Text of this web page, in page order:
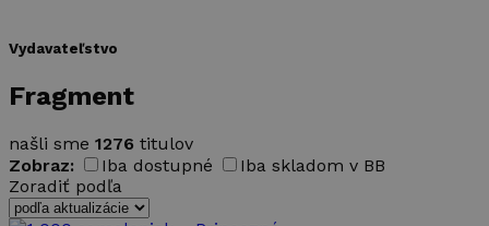
Vydavateľstvo
Fragment
našli sme 1276 titulov
Zobraz:
Iba dostupné
Iba skladom v BB
Zoradiť podľa